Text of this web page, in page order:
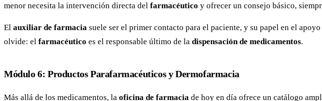
menor necesita la intervención directa del farmacéutico y ofrecer un consejo básico,
El auxiliar de farmacia suele ser el primer contacto para el paciente, y su papel en el
olvide: el farmacéutico es el responsable último de la dispensación de medicamentos.
Módulo 6: Productos Parafarmacéuticos y Dermofarmacia
Más allá de los medicamentos, la oficina de farmacia de hoy en día ofrece un catálogo